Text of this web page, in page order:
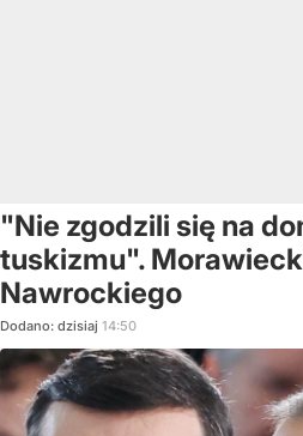
"Nie zgodzili się na
tuskizmu".
Nawrockiego
Dodano: dzisiaj 14:50